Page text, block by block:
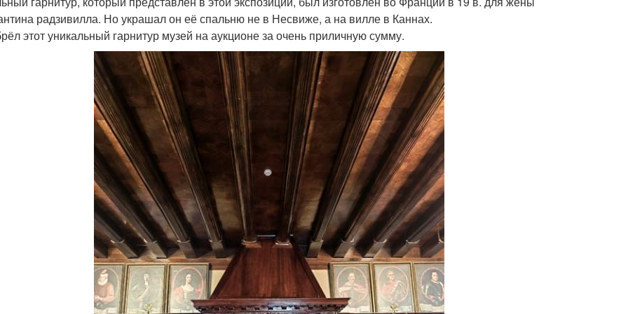
радзивилла. Но украшал он её спальню не в Несвиже, а на вилле в Каннах.
этот уникальный гарнитур музей на аукционе за очень приличную сумму.